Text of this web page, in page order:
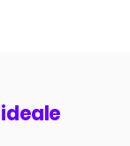
ideale